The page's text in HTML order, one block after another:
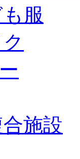
服
施設